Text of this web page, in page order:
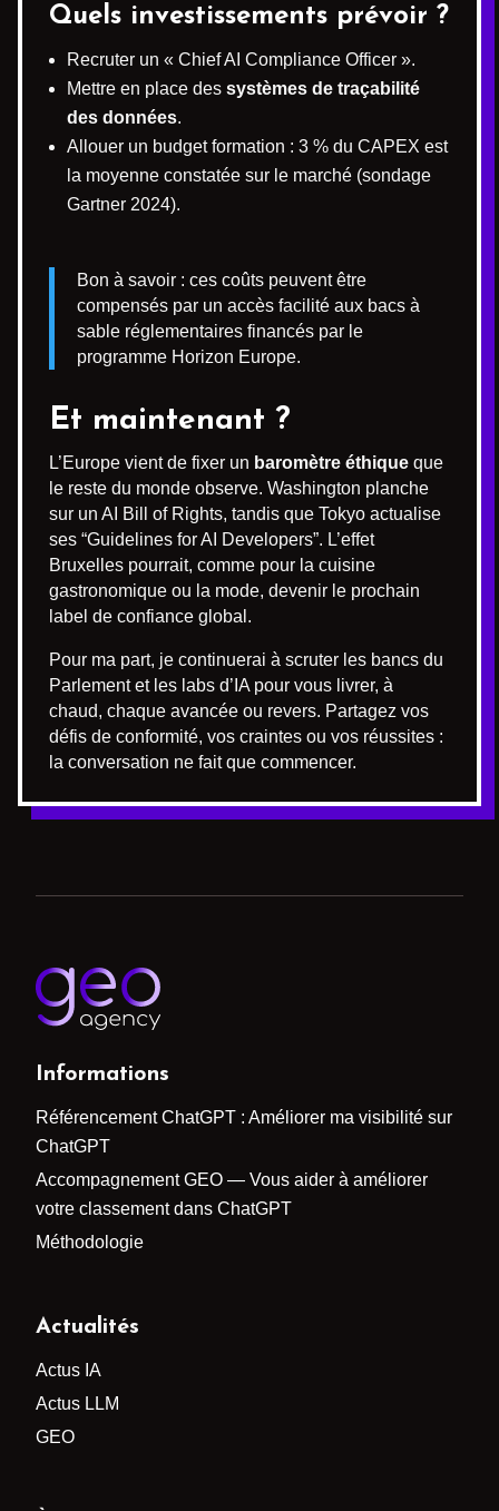
Quels investissements prévoir ?
Recruter un « Chief AI Compliance Officer ».
Mettre en place des systèmes de traçabilité
des données.
Allouer un budget formation : 3 % du CAPEX est
la moyenne constatée sur le marché (sondage
Gartner 2024).
Bon à savoir : ces coûts peuvent être
compensés par un accès facilité aux bacs à
sable réglementaires financés par le
programme Horizon Europe.
Et maintenant ?
L’Europe vient de fixer un baromètre éthique que
le reste du monde observe. Washington planche
sur un AI Bill of Rights, tandis que Tokyo actualise
ses “Guidelines for AI Developers”. L’effet
Bruxelles pourrait, comme pour la cuisine
gastronomique ou la mode, devenir le prochain
label de confiance global.
Pour ma part, je continuerai à scruter les bancs du
Parlement et les labs d’IA pour vous livrer, à
chaud, chaque avancée ou revers. Partagez vos
défis de conformité, vos craintes ou vos réussites :
la conversation ne fait que commencer.
Informations
Référencement ChatGPT : Améliorer ma visibilité sur
ChatGPT
Accompagnement GEO — Vous aider à améliorer
votre classement dans ChatGPT
Méthodologie
Actualités
Actus IA
Actus LLM
GEO